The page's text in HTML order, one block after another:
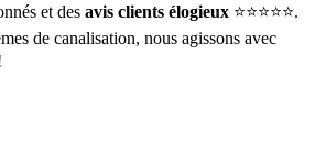
et des avis clients élogieux ⭐⭐⭐⭐⭐.
de canalisation, nous agissons avec